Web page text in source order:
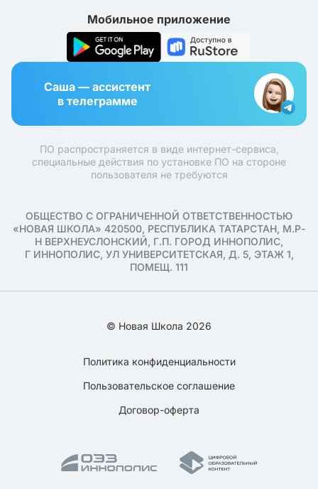
Мобильное приложение
Саша — ассистент
в телеграмме
ПО распространяется в виде интернет-сервиса,
специальные действия по установке ПО на стороне
пользователя не требуются
ОБЩЕСТВО С ОГРАНИЧЕННОЙ ОТВЕТСТВЕННОСТЬЮ
«НОВАЯ ШКОЛА» 420500, РЕСПУБЛИКА ТАТАРСТАН, М.Р-
Н ВЕРХНЕУСЛОНСКИЙ, Г.П. ГОРОД ИННОПОЛИС,
Г ИННОПОЛИС, УЛ УНИВЕРСИТЕТСКАЯ, Д. 5, ЭТАЖ 1,
ПОМЕЩ. 111
© Новая Школа 2026
Политика конфиденциальности
Пользовательское соглашение
Договор-оферта